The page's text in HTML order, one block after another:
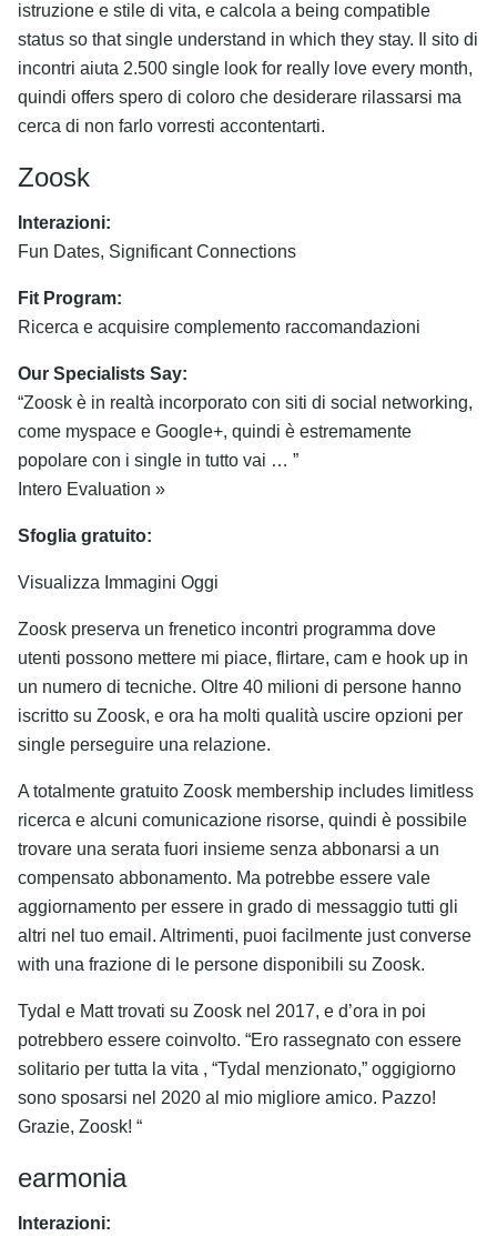
istruzione e stile di vita, e calcola a being compatible
status so that single understand in which they stay. Il sito di
incontri aiuta 2.500 single look for really love every month,
quindi offers spero di coloro che desiderare rilassarsi ma
cerca di non farlo vorresti accontentarti.
Zoosk
Interazioni:
Fun Dates, Significant Connections
Fit Program:
Ricerca e acquisire complemento raccomandazioni
Our Specialists Say:
“Zoosk è in realtà incorporato con siti di social networking,
come myspace e Google+, quindi è estremamente
popolare con i single in tutto vai … ”
Intero Evaluation »
Sfoglia gratuito:
Visualizza Immagini Oggi
Zoosk preserva un frenetico incontri programma dove
utenti possono mettere mi piace, flirtare, cam e hook up in
un numero di tecniche. Oltre 40 milioni di persone hanno
iscritto su Zoosk, e ora ha molti qualità uscire opzioni per
single perseguire una relazione.
A totalmente gratuito Zoosk membership includes limitless
ricerca e alcuni comunicazione risorse, quindi è possibile
trovare una serata fuori insieme senza abbonarsi a un
compensato abbonamento. Ma potrebbe essere vale
aggiornamento per essere in grado di messaggio tutti gli
altri nel tuo email. Altrimenti, puoi facilmente just converse
with una frazione di le persone disponibili su Zoosk.
Tydal e Matt trovati su Zoosk nel 2017, e d’ora in poi
potrebbero essere coinvolto. “Ero rassegnato con essere
solitario per tutta la vita , “Tydal menzionato,” oggigiorno
sono sposarsi nel 2020 al mio migliore amico. Pazzo!
Grazie, Zoosk! “
earmonia
Interazioni: